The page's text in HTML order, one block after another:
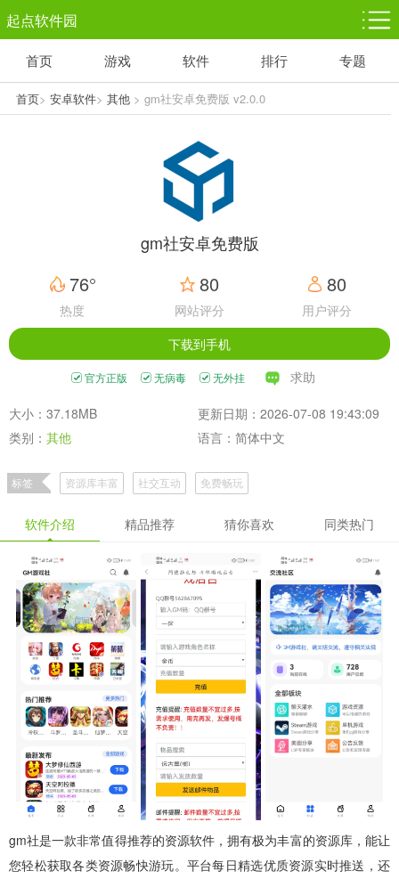
起点软件园
塔防游戏
1千+款游戏
休闲益智
1万+款游戏
体育竞技
5百+款游戏
赛车竞速
3百+款游戏
首页 游戏 软件 排行 专题
首页> 安卓软件> 其他> gm社安卓免费版 v2.0.0
gm社安卓免费版
76°
热度
80
网站评分
80
用户评分
下载到手机
官方正版 无病毒 无外挂 求助
大小：37.18MB
更新日期：2026-07-08 19:43:09
类别： 其他 语言：简体中文
标签 资源库丰富 社交互动 免费畅玩
软件介绍 精品推荐 猜你喜欢 同类热门
gm社是一款非常值得推荐的资源软件，拥有极为丰富的资源库，能让
您轻松获取各类资源畅快游玩。平台每日精选优质资源实时推送，还